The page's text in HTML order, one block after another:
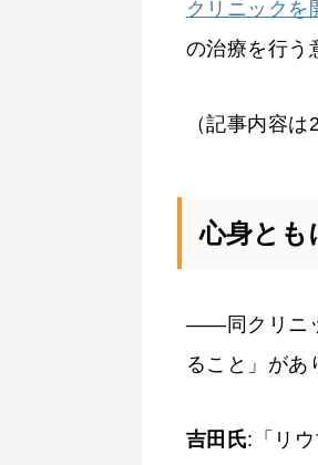
クリニックを
の治療を行う
（記事内容
心身とも
——同クリニ
ること」があ
吉田氏:「リ